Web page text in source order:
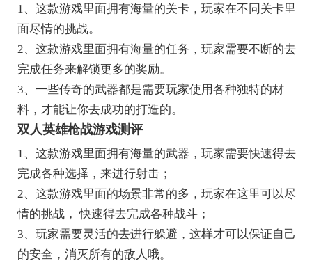
1、这款游戏里面拥有海量的关卡，玩家在不同关卡里
面尽情的挑战。
2、这款游戏里面拥有海量的任务，玩家需要不断的去
完成任务来解锁更多的奖励。
3、一些传奇的武器都是需要玩家使用各种独特的材
料，才能让你去成功的打造的。
双人英雄枪战游戏测评
1、这款游戏里面拥有海量的武器，玩家需要快速得去
完成各种选择，来进行射击；
2、这款游戏里面的场景非常的多，玩家在这里可以尽
情的挑战， 快速得去完成各种战斗；
3、玩家需要灵活的去进行躲避，这样才可以保证自己
的安全，消灭所有的敌人哦。